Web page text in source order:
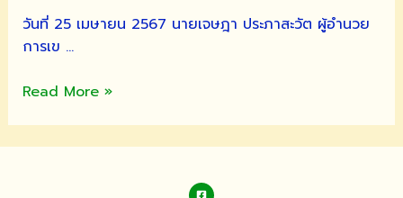
วันที่ 25 เมษายน 2567 นายเจษฎา ประภาสะวัต ผู้อำนวย
การเข …
ขอ
Read More »